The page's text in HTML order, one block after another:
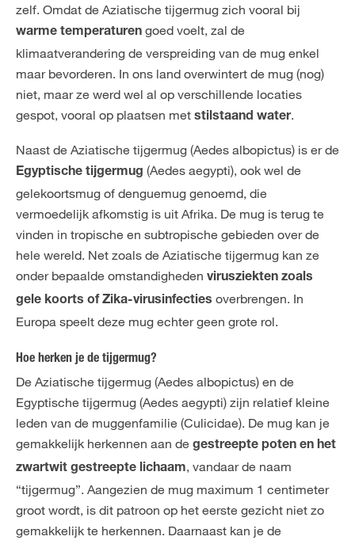
zelf. Omdat de Aziatische tijgermug zich vooral bij
warme temperaturen goed voelt, zal de
klimaatverandering de verspreiding van de mug enkel
maar bevorderen. In ons land overwintert de mug (nog)
niet, maar ze werd wel al op verschillende locaties
gespot, vooral op plaatsen met stilstaand water.
Naast de Aziatische tijgermug (Aedes albopictus) is er de
Egyptische tijgermug (Aedes aegypti), ook wel de
gelekoortsmug of denguemug genoemd, die
vermoedelijk afkomstig is uit Afrika. De mug is terug te
vinden in tropische en subtropische gebieden over de
hele wereld. Net zoals de Aziatische tijgermug kan ze
onder bepaalde omstandigheden virusziekten zoals
gele koorts of Zika-virusinfecties overbrengen. In
Europa speelt deze mug echter geen grote rol.
Hoe herken je de tijgermug?
De Aziatische tijgermug (Aedes albopictus) en de
Egyptische tijgermug (Aedes aegypti) zijn relatief kleine
leden van de muggenfamilie (Culicidae). De mug kan je
gemakkelijk herkennen aan de gestreepte poten en het
zwartwit gestreepte lichaam, vandaar de naam
“tijgermug”. Aangezien de mug maximum 1 centimeter
groot wordt, is dit patroon op het eerste gezicht niet zo
gemakkelijk te herkennen. Daarnaast kan je de